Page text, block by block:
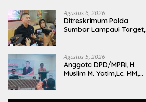
Agustus 6, 2026
Ditreskrimum Polda
Sumbar Lampaui Target,
Hasil Maksimal
Agustus 5, 2026
Anggota DPD/MPRI, H.
Muslim M. Yatim,Lc. MM,
satu garda terdepan